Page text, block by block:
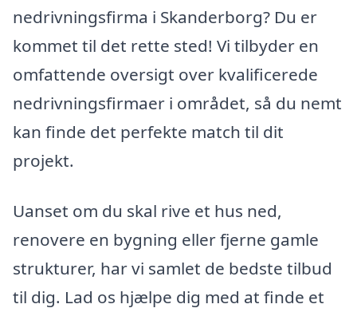
nedrivningsfirma i Skanderborg? Du er
kommet til det rette sted! Vi tilbyder en
omfattende oversigt over kvalificerede
nedrivningsfirmaer i området, så du nemt
kan finde det perfekte match til dit
projekt.
Uanset om du skal rive et hus ned,
renovere en bygning eller fjerne gamle
strukturer, har vi samlet de bedste tilbud
til dig. Lad os hjælpe dig med at finde et